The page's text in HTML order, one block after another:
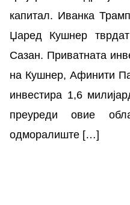
капитал. Иванка
Џаред Кушнер
Сазан. Приватната
на Кушнер, Афинити
инвестира 1,6
преуреди овие
одморалиште […]